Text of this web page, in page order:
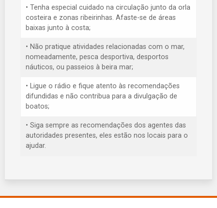
• Tenha especial cuidado na circulação junto da orla
costeira e zonas ribeirinhas. Afaste-se de áreas
baixas junto à costa;
• Não pratique atividades relacionadas com o mar,
nomeadamente, pesca desportiva, desportos
náuticos, ou passeios à beira mar;
• Ligue o rádio e fique atento às recomendações
difundidas e não contribua para a divulgação de
boatos;
• Siga sempre as recomendações dos agentes das
autoridades presentes, eles estão nos locais para o
ajudar.